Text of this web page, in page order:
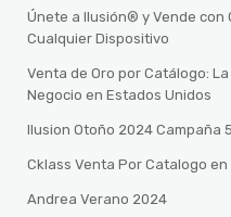
Únete a Ilusión® y Vende con
Cualquier Dispositivo
Venta de Oro por Catálogo:
Negocio en Estados Unidos
Ilusion Otoño 2024 Campaña 5
Cklass Venta Por Catalogo
Andrea Verano 2024